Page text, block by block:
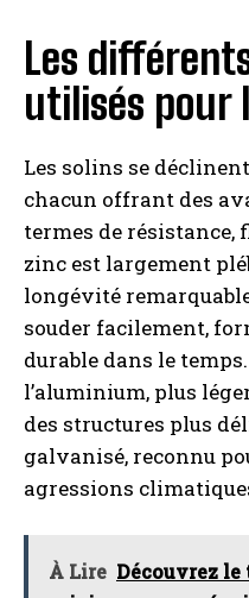
Les
utilisés pour
Les solins se
chacun offrant des
termes de résistance,
zinc est largement
longévité
souder facilement,
durable dans le
l’aluminium, plus
des structures plus
galvanisé, reconnu
agressions
À Lire Découvrez